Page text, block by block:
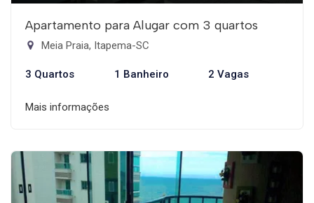
Apartamento para Alugar com 3 quartos
Meia Praia, Itapema-SC
3 Quartos 1 Banheiro 2 Vagas
Mais informações